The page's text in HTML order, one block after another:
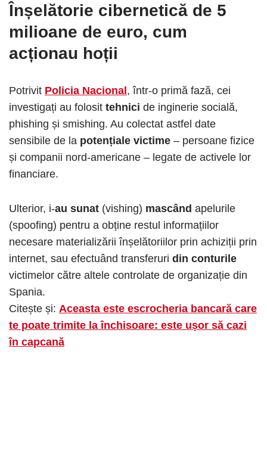
Înșelătorie cibernetică de 5
milioane de euro, cum
acționau hoții
Potrivit Policia Nacional, într-o primă fază, cei
investigați au folosit tehnici de inginerie socială,
phishing și smishing. Au colectat astfel date
sensibile de la potențiale victime – persoane fizice
și companii nord-americane – legate de activele lor
financiare.
Ulterior, i-au sunat (vishing) mascând apelurile
(spoofing) pentru a obține restul informațiilor
necesare materializării înșelătoriilor prin achiziții prin
internet, sau efectuând transferuri din conturile
victimelor către altele controlate de organizație din
Spania.
Citește și: Aceasta este escrocheria bancară care
te poate trimite la închisoare: este ușor să cazi
în capcană